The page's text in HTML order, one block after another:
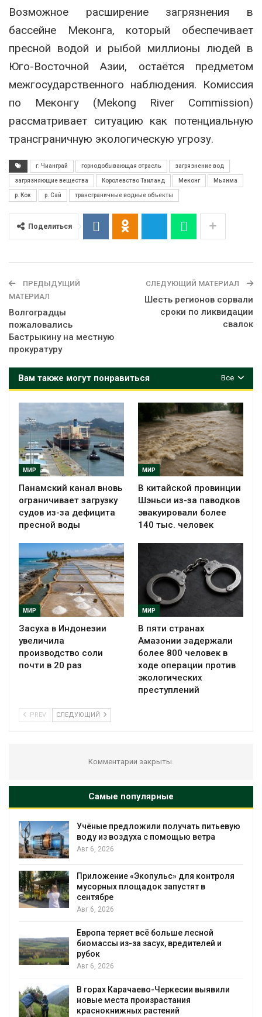
Возможное расширение загрязнения в
бассейне Меконга, который обеспечивает
пресной водой и рыбой миллионы людей в
Юго-Восточной Азии, остаётся предметом
межгосударственного наблюдения. Комиссия
по Меконгу (Mekong River Commission)
рассматривает ситуацию как потенциальную
трансграничную экологическую угрозу.
г. Чианграй горнодобывающая отрасль загрязнение вод
загрязняющие вещества Королевство Таиланд Меконг Мьянма
р. Кок р. Сай трансграничные водные объекты
Поделиться
ПРЕДЫДУЩИЙ
МАТЕРИАЛ
Волгоградцы
пожаловались
Бастрыкину на местную
прокуратуру
СЛЕДУЮЩИЙ МАТЕРИАЛ
Шесть регионов сорвали
сроки по ликвидации
свалок
Все
Вам также могут понравиться
МИР
Панамский канал вновь
ограничивает загрузку
судов из-за дефицита
пресной воды
МИР
В китайской провинции
Шэньси из-за паводков
эвакуировали более
140 тыс. человек
МИР
Засуха в Индонезии
увеличила
производство соли
почти в 20 раз
МИР
В пяти странах
Амазонии задержали
более 800 человек в
ходе операции против
экологических
преступлений
PREV СЛЕДУЮЩИЙ
Комментарии закрыты.
Самые популярные
Учёные предложили получать питьевую
воду из воздуха с помощью ветра
Авг 6, 2026
Приложение «Экопульс» для контроля
мусорных площадок запустят в
сентябре
Авг 6, 2026
Европа теряет всё больше лесной
биомассы из-за засух, вредителей и
рубок
Авг 6, 2026
В горах Карачаево-Черкесии выявили
новые места произрастания
краснокнижных растений